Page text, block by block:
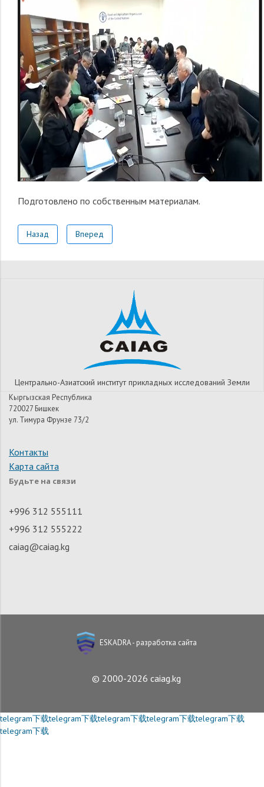
Подготовлено по собственным материалам.
Назад Вперед
Центрально-Азиатский институт прикладных исследований Земли
Кыргызская Республика
720027 Бишкек
ул. Тимура Фрунзе 73/2
Контакты
Карта сайта
Будьте на связи
+996 312 555111
+996 312 555222
caiag@caiag.kg
ESKADRA - разработка сайта
© 2000-2026 caiag.kg
telegram下载telegram下载telegram下载telegram下载telegram下载
telegram下载